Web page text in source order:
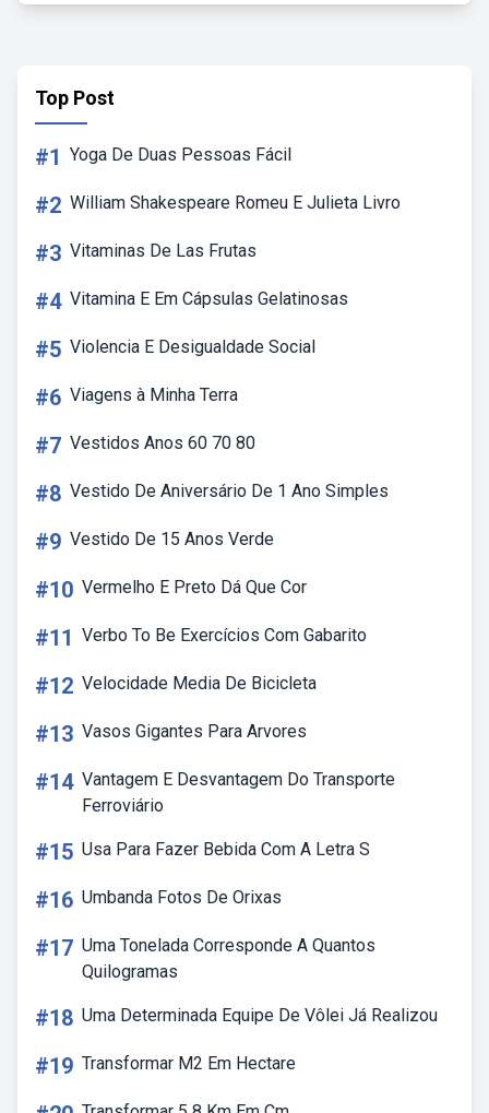
Top Post
#1 Yoga De Duas Pessoas Fácil
#2 William Shakespeare Romeu E Julieta Livro
#3 Vitaminas De Las Frutas
#4 Vitamina E Em Cápsulas Gelatinosas
#5 Violencia E Desigualdade Social
#6 Viagens à Minha Terra
#7 Vestidos Anos 60 70 80
#8 Vestido De Aniversário De 1 Ano Simples
#9 Vestido De 15 Anos Verde
#10 Vermelho E Preto Dá Que Cor
#11 Verbo To Be Exercícios Com Gabarito
#12 Velocidade Media De Bicicleta
#13 Vasos Gigantes Para Arvores
#14 Vantagem E Desvantagem Do Transporte
Ferroviário
#15 Usa Para Fazer Bebida Com A Letra S
#16 Umbanda Fotos De Orixas
#17 Uma Tonelada Corresponde A Quantos
Quilogramas
#18 Uma Determinada Equipe De Vôlei Já Realizou
#19 Transformar M2 Em Hectare